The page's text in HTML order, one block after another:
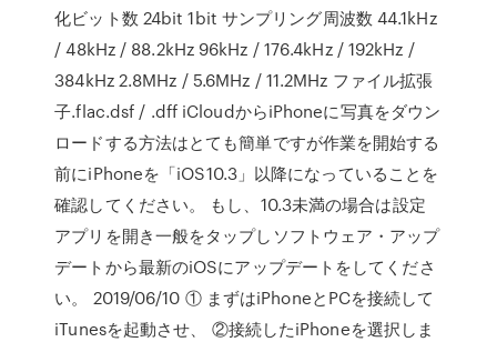
化ビット数 24bit 1bit サンプリング周波数 44.1kHz
/ 48kHz / 88.2kHz 96kHz / 176.4kHz / 192kHz /
384kHz 2.8MHz / 5.6MHz / 11.2MHz ファイル拡張
子.flac.dsf / .dff iCloudからiPhoneに写真をダウン
ロードする方法はとても簡単ですが作業を開始する
前にiPhoneを「iOS10.3」以降になっていることを
確認してください。 もし、10.3未満の場合は設定
アプリを開き一般をタップしソフトウェア・アップ
デートから最新のiOSにアップデートをしてくださ
い。 2019/06/10 ① まずはiPhoneとPCを接続して
iTunesを起動させ、 ②接続したiPhoneを選択しま